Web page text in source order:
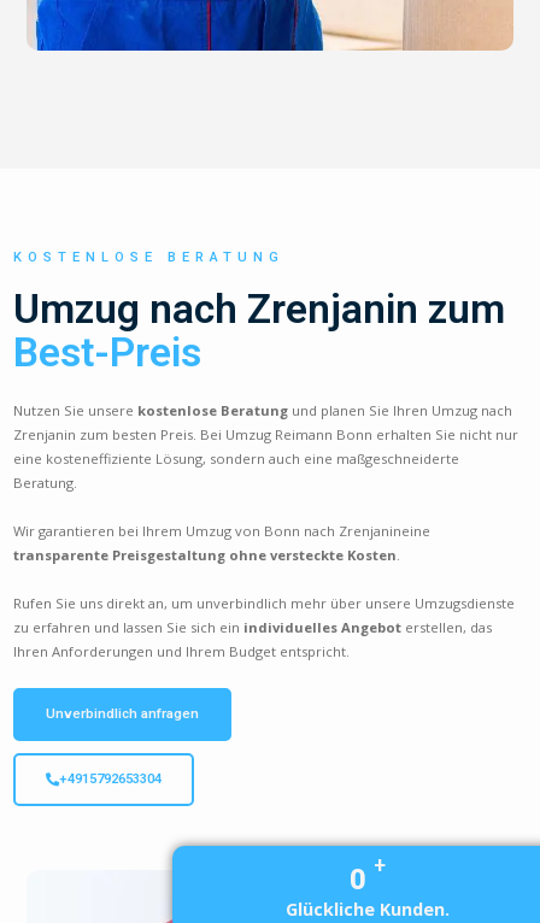
KOSTENLOSE BERATUNG
Umzug nach Zrenjanin zum
Best-Preis
Nutzen Sie unsere kostenlose Beratung und planen Sie Ihren Umzug nach
Zrenjanin zum besten Preis. Bei Umzug Reimann Bonn erhalten Sie nicht nur
eine kosteneffiziente Lösung, sondern auch eine maßgeschneiderte
Beratung.
Wir garantieren bei Ihrem Umzug von Bonn nach Zrenjanineine
transparente Preisgestaltung ohne versteckte Kosten
Rufen Sie uns direkt an, um unverbindlich mehr über unsere Umzugsdienste
zu erfahren und lassen Sie sich ein individuelles Angebot erstellen, das
Ihren Anforderungen und Ihrem Budget entspricht.
Unverbindlich anfragen
+4915792653304
0 +
Glückliche Kunden.